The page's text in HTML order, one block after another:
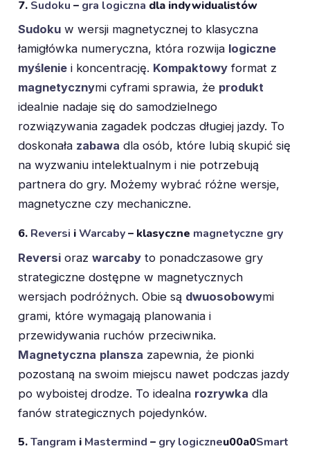
7. Sudoku – gra logiczna dla indywidualistów
Sudoku w wersji magnetycznej to klasyczna
łamigłówka numeryczna, która rozwija logiczne
myślenie i koncentrację. Kompaktowy format z
magnetycznymi cyframi sprawia, że produkt
idealnie nadaje się do samodzielnego
rozwiązywania zagadek podczas długiej jazdy. To
doskonała zabawa dla osób, które lubią skupić się
na wyzwaniu intelektualnym i nie potrzebują
partnera do gry. Możemy wybrać różne wersje,
magnetyczne czy mechaniczne.
6. Reversi iWarcaby– klasyczne magnetyczne gry
Reversi oraz warcaby to ponadczasowe gry
strategiczne dostępne w magnetycznych
wersjach podróżnych. Obie są dwuosobowymi
grami, które wymagają planowania i
przewidywania ruchów przeciwnika.
Magnetyczna plansza zapewnia, że pionki
pozostaną na swoim miejscu nawet podczas jazdy
po wyboistej drodze. To idealna rozrywka dla
fanów strategicznych pojedynków.
5.Tangram i Mastermind – gry logiczneu00a0Smart